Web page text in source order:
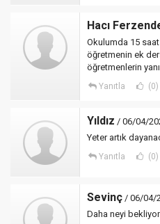
Hacı
Okulumda 15
öğretmenin ek
öğretmenlerin
Yanıtla (0)
Yıldız / 06/04/
Yeter artık
Yanıtla (0)
Sevinç / 06/04/
Daha neyi